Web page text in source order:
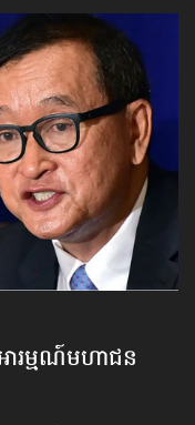
ារម្មណ៍​មហាជន